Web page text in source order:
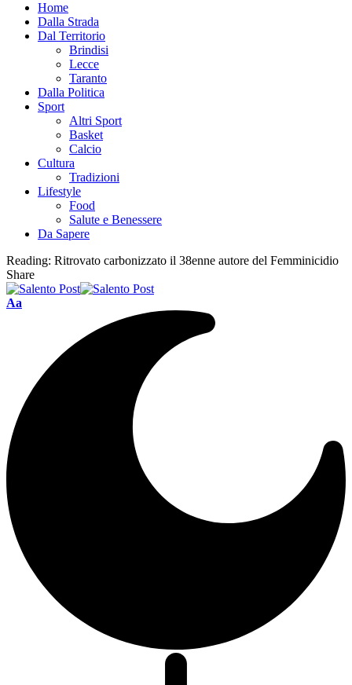
Home
Dalla Strada
Dal Territorio
Brindisi
Lecce
Taranto
Dalla Politica
Sport
Altri Sport
Basket
Calcio
Cultura
Tradizioni
Lifestyle
Food
Salute e Benessere
Da Sapere
Reading: Ritrovato carbonizzato il 38enne autore del Femminicidio
Share
Aa